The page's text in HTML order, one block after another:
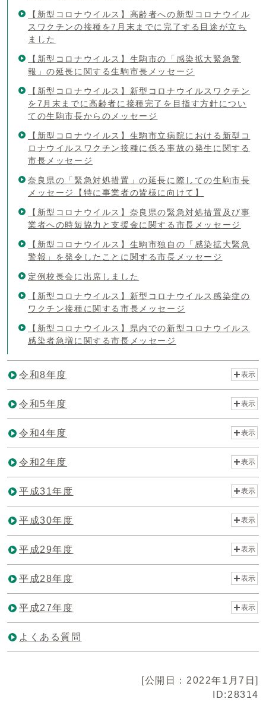
【新型コロナウイルス】高齢者への新型コロナウイル
スワクチンの接種を7月末までに完了する目途が立ち
ました
【新型コロナウイルス】生駒市の「感染拡大緊急警
報」の延長に関する生駒市長メッセージ
【新型コロナウイルス】新型コロナウイルスワクチン
を7月末までに高齢者に接種完了を目指す方針につい
ての生駒市長からのメッセージ
【新型コロナウイルス】生駒市立病院における新型コ
ロナウイルスワクチン接種に係る事故の発生に関する
市長メッセージ
奈良県の「緊急対処措置」の延長に際しての生駒市長
メッセージ【特に事業者の皆様に向けて】
【新型コロナウイルス】奈良県の緊急対処措置及び事
業者への時短協力と支援金に関する市長メッセージ
【新型コロナウイルス】生駒市独自の「感染拡大緊急
警報」を発令したことに関する市長メッセージ
定例校長会に出席しました
【新型コロナウイルス】新型コロナウイルス感染症の
ワクチン接種に関する市長メッセージ
【新型コロナウイルス】県内での新型コロナウイルス
感染者急増に関する市長メッセージ
令和8年度 表示
令和5年度 表示
令和4年度 表示
令和2年度 表示
平成31年度 表示
平成30年度 表示
平成29年度 表示
平成28年度 表示
平成27年度 表示
よくある質問
[公開日：2022年1月7日]
ID:28314